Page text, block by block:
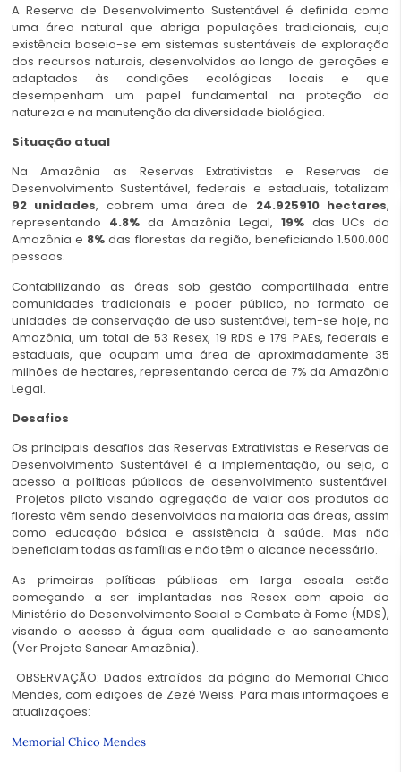
A Reserva de Desenvolvimento Sustentável é definida como
uma área natural que abriga populações tradicionais, cuja
existência baseia-se em sistemas sustentáveis de exploração
dos recursos naturais, desenvolvidos ao longo de gerações e
adaptados às condições ecológicas locais e que
desempenham um papel fundamental na proteção da
natureza e na manutenção da diversidade biológica.
Situação atual
Na Amazônia as Reservas Extrativistas e Reservas de
Desenvolvimento Sustentável, federais e estaduais, totalizam
92 unidades, cobrem uma área de 24.925910 hectares,
representando 4.8%da Amazônia Legal, 19% das UCs da
Amazônia e 8% das florestas da região, beneficiando 1.500.000
pessoas.
Contabilizando as áreas sob gestão compartilhada entre
comunidades tradicionais e poder público, no formato de
unidades de conservação de uso sustentável, tem-se hoje, na
Amazônia, um total de 53 Resex, 19 RDS e 179 PAEs, federais e
estaduais, que ocupam uma área de aproximadamente 35
milhões de hectares, representando cerca de 7% da Amazônia
Legal.
Desafios
Os principais desafios das Reservas Extrativistas e Reservas de
Desenvolvimento Sustentável é a implementação, ou seja, o
acesso a políticas públicas de desenvolvimento sustentável.
Projetos piloto visando agregação de valor aos produtos da
floresta vêm sendo desenvolvidos na maioria das áreas, assim
como educação básica e assistência à saúde. Mas não
beneficiam todas as famílias e não têm o alcance necessário.
As primeiras políticas públicas em larga escala estão
começando a ser implantadas nas Resex com apoio do
Ministério do Desenvolvimento Social e Combate à Fome (MDS),
visando o acesso à água com qualidade e ao saneamento
(Ver Projeto Sanear Amazônia).
OBSERVAÇÃO: Dados extraídos da página do Memorial Chico
Mendes, com edições de Zezé Weiss. Para mais informações e
atualizações:
Memorial Chico Mendes